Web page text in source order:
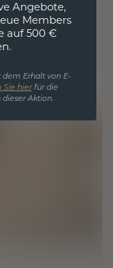
geschätzt
Angebote,
Members
auf 500 €
Erhalt von E-
Sie hierfür die
Aktion.